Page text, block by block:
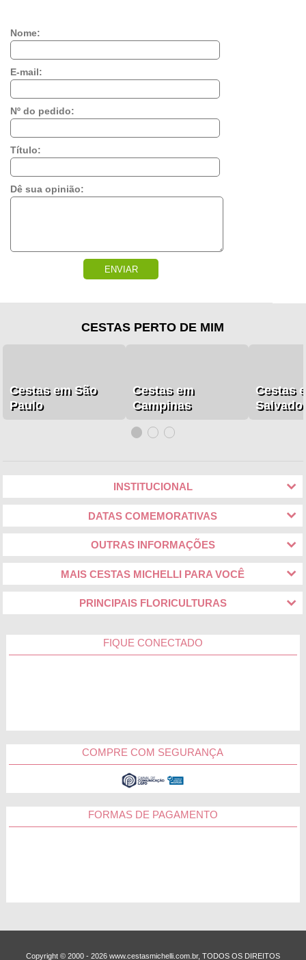
Nome:
E-mail:
Nº do pedido:
Título:
Dê sua opinião:
ENVIAR
CESTAS PERTO DE MIM
Cestas em São
Paulo
Cestas em
Campinas
Cestas
INSTITUCIONAL
DATAS COMEMORATIVAS
OUTRAS INFORMAÇÕES
MAIS CESTAS MICHELLI PARA VOCÊ
PRINCIPAIS FLORICULTURAS
FIQUE CONECTADO
COMPRE COM SEGURANÇA
FORMAS DE PAGAMENTO
Copyright © 2000 - ­2026 www.cestasmichelli.com.br, TODOS OS DIREITOS